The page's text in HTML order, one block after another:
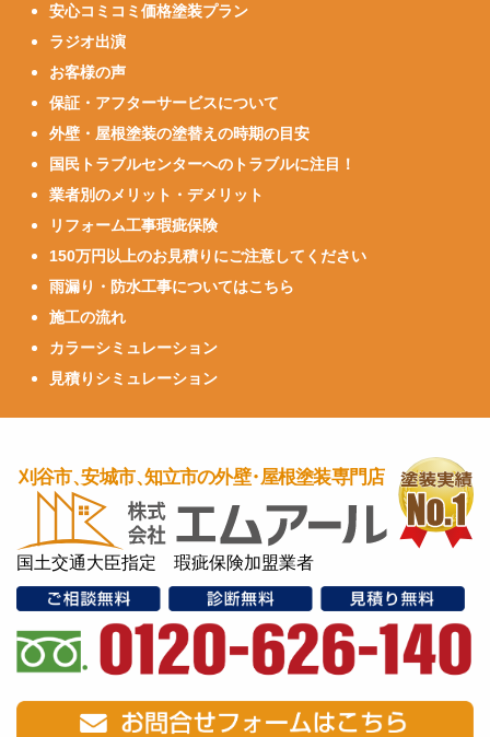
安心コミコミ価格塗装プラン
ラジオ出演
お客様の声
保証・アフターサービスについて
外壁・屋根塗装の塗替えの時期の目安
国民トラブルセンターへのトラブルに注目！
業者別のメリット・デメリット
リフォーム工事瑕疵保険
150万円以上のお見積りにご注意してください
雨漏り・防水工事についてはこちら
施工の流れ
カラーシミュレーション
見積りシミュレーション
国土交通大臣指定 瑕疵保険加盟業者